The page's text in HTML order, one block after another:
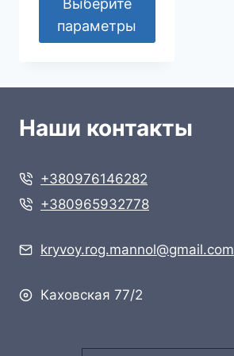
–
Выберите
параметры
вариаций.
можно
выбрать
странице
Наши контакты
+380976146282
+380965932778
kryvoy.rog.mannol@gmail.com
Каховская 77/2